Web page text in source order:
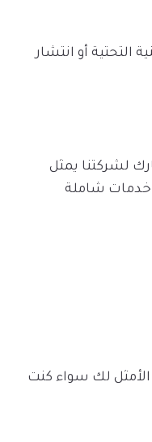
التحتية أو انتشار
لشركتنا يمثل
خدمات شاملة
لك سواء كنت